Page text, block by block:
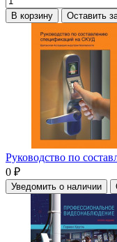
В корзину Оставить
Руководство по
0 ₽
Уведомить о наличии